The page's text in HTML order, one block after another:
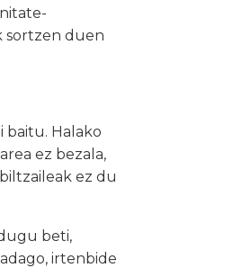
sortzen duen
baitu. Halako
ez bezala,
ez du
beti,
irtenbide